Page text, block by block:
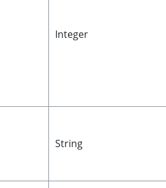
Integer
String